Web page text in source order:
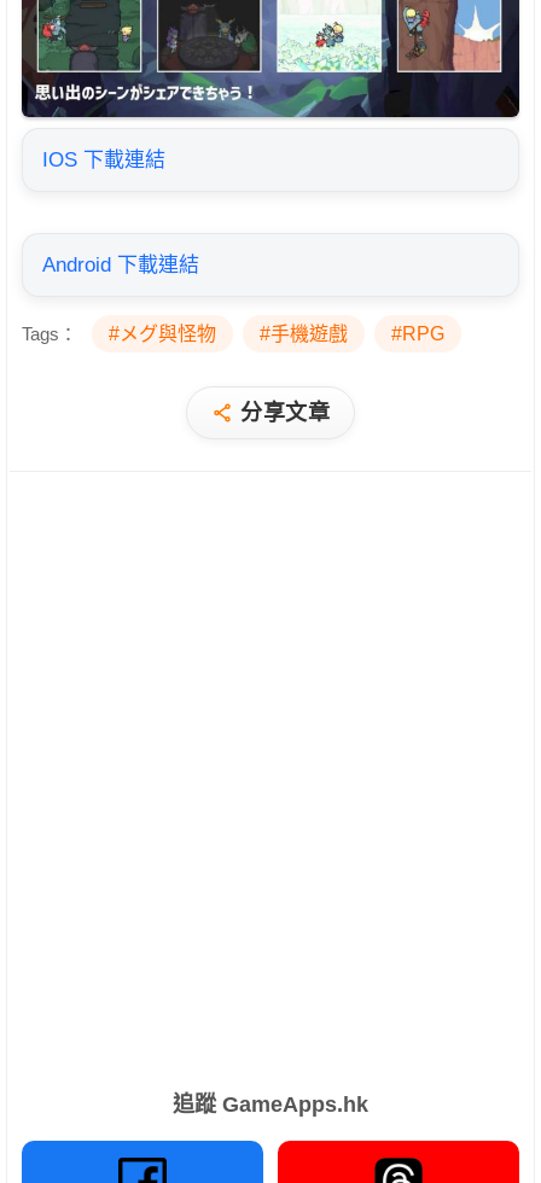
IOS 下載連結
Android 下載連結
Tags： #メグ與怪物 #手機遊戲 #RPG
分享文章
追蹤 GameApps.hk